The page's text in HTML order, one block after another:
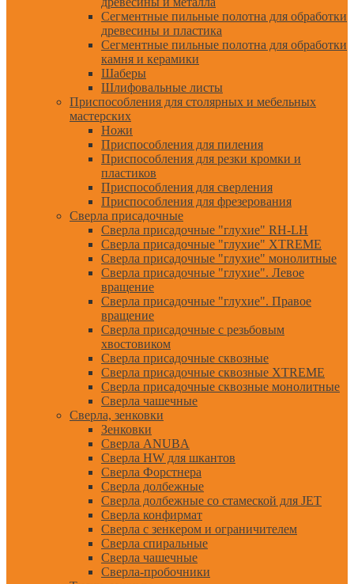
Сегментные пильные полотна для обработки
древесины и пластика
Сегментные пильные полотна для обработки
камня и керамики
Шаберы
Шлифовальные листы
Приспособления для столярных и мебельных
мастерских
Ножи
Приспособления для пиления
Приспособления для резки кромки и
пластиков
Приспособления для сверления
Приспособления для фрезерования
Сверла присадочные
Сверла присадочные "глухие" RH-LH
Сверла присадочные "глухие" XTREME
Сверла присадочные "глухие" монолитные
Сверла присадочные "глухие". Левое
вращение
Сверла присадочные "глухие". Правое
вращение
Сверла присадочные с резьбовым
хвостовиком
Сверла присадочные сквозные
Сверла присадочные сквозные XTREME
Сверла присадочные сквозные монолитные
Сверла чашечные
Сверла, зенковки
Зенковки
Сверла ANUBA
Сверла HW для шкантов
Сверла Форстнера
Сверла долбежные
Сверла долбежные со стамеской для JET
Сверла конфирмат
Сверла с зенкером и ограничителем
Сверла спиральные
Сверла чашечные
Сверла-пробочники